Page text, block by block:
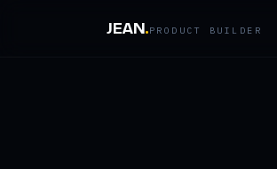
JEAN.PRODUCT BUILDER